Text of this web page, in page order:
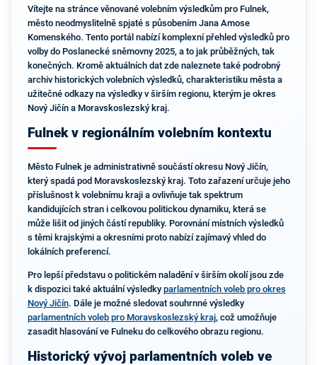
Vítejte na stránce věnované volebním výsledkům pro Fulnek,
město neodmyslitelně spjaté s působením Jana Amose
Komenského. Tento portál nabízí komplexní přehled výsledků pro
volby do Poslanecké sněmovny 2025, a to jak průběžných, tak
konečných. Kromě aktuálních dat zde naleznete také podrobný
archiv historických volebních výsledků, charakteristiku města a
užitečné odkazy na výsledky v širším regionu, kterým je okres
Nový Jičín a Moravskoslezský kraj.
Fulnek v regionálním volebním kontextu
Město Fulnek je administrativně součástí okresu Nový Jičín,
který spadá pod Moravskoslezský kraj. Toto zařazení určuje jeho
příslušnost k volebnímu kraji a ovlivňuje tak spektrum
kandidujících stran i celkovou politickou dynamiku, která se
může lišit od jiných částí republiky. Porovnání místních výsledků
s těmi krajskými a okresními proto nabízí zajímavý vhled do
lokálních preferencí.
Pro lepší představu o politickém naladění v širším okolí jsou zde
k dispozici také aktuální výsledky parlamentních voleb pro okres
Nový Jičín. Dále je možné sledovat souhrnné výsledky
parlamentních voleb pro Moravskoslezský kraj, což umožňuje
zasadit hlasování ve Fulneku do celkového obrazu regionu.
Historický vývoj parlamentních voleb ve